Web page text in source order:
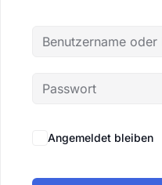
Angemeldet bleiben